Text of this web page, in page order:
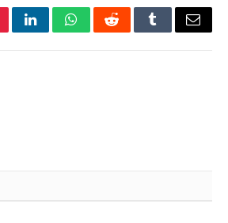
LinkedInWhatsAppRedditTumblrEmail